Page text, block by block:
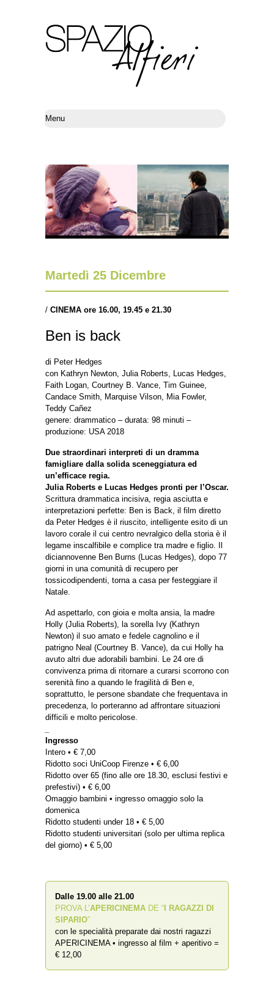
Martedì 25 Dicembre
/ CINEMA ore 16.00, 19.45 e 21.30
Ben is back
di Peter Hedges
con Kathryn Newton, Julia Roberts, Lucas Hedges,
Faith Logan, Courtney B. Vance, Tim Guinee,
Candace Smith, Marquise Vilson, Mia Fowler,
Teddy Cañez
genere: drammatico – durata: 98 minuti –
produzione: USA 2018
Due straordinari interpreti di un dramma
famigliare dalla solida sceneggiatura ed
un’efficace regia.
Julia Roberts e Lucas Hedges pronti per l’Oscar.
Scrittura drammatica incisiva, regia asciutta e
interpretazioni perfette: Ben is Back, il film diretto
da Peter Hedges è il riuscito, intelligente esito di un
lavoro corale il cui centro nevralgico della storia è il
legame inscalfibile e complice tra madre e figlio. Il
diciannovenne Ben Burns (Lucas Hedges), dopo 77
giorni in una comunità di recupero per
tossicodipendenti, torna a casa per festeggiare il
Natale.
Ad aspettarlo, con gioia e molta ansia, la madre
Holly (Julia Roberts), la sorella Ivy (Kathryn
Newton) il suo amato e fedele cagnolino e il
patrigno Neal (Courtney B. Vance), da cui Holly ha
avuto altri due adorabili bambini. Le 24 ore di
convivenza prima di ritornare a curarsi scorrono con
serenità fino a quando le fragilità di Ben e,
soprattutto, le persone sbandate che frequentava in
precedenza, lo porteranno ad affrontare situazioni
difficili e molto pericolose.
Ingresso
Intero • € 7,00
Ridotto soci UniCoop Firenze • € 6,00
Ridotto over 65 (fino alle ore 18.30, esclusi festivi e
prefestivi) • € 6,00
Omaggio bambini • ingresso omaggio solo la
domenica
Ridotto studenti under 18 • € 5,00
Ridotto studenti universitari (solo per ultima replica
del giorno) • € 5,00
Dalle 19.00 alle 21.00
PROVA L’APERICINEMA DE “ I RAGAZZI DI
SIPARIO”
con le specialità preparate dai nostri ragazzi
APERICINEMA • ingresso al film + aperitivo =
€ 12,00